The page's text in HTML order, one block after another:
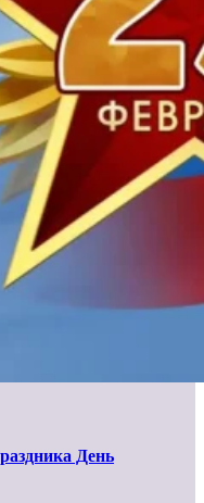
День